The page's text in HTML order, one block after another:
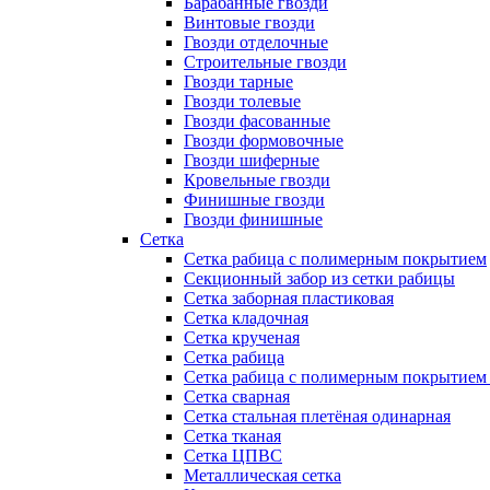
Винтовые гвозди
Гвозди отделочные
Строительные гвозди
Гвозди тарные
Гвозди толевые
Гвозди фасованные
Гвозди формовочные
Гвозди шиферные
Кровельные гвозди
Финишные гвозди
Гвозди финишные
Сетка
Сетка рабица с полимерным покрытием
Секционный забор из сетки рабицы
Сетка заборная пластиковая
Сетка кладочная
Сетка крученая
Сетка рабица
Сетка рабица с полимерным покрытием
Сетка сварная
Сетка стальная плетёная одинарная
Сетка тканая
Сетка ЦПВС
Металлическая сетка